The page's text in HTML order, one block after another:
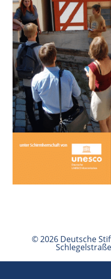
© 2026 Deutsche